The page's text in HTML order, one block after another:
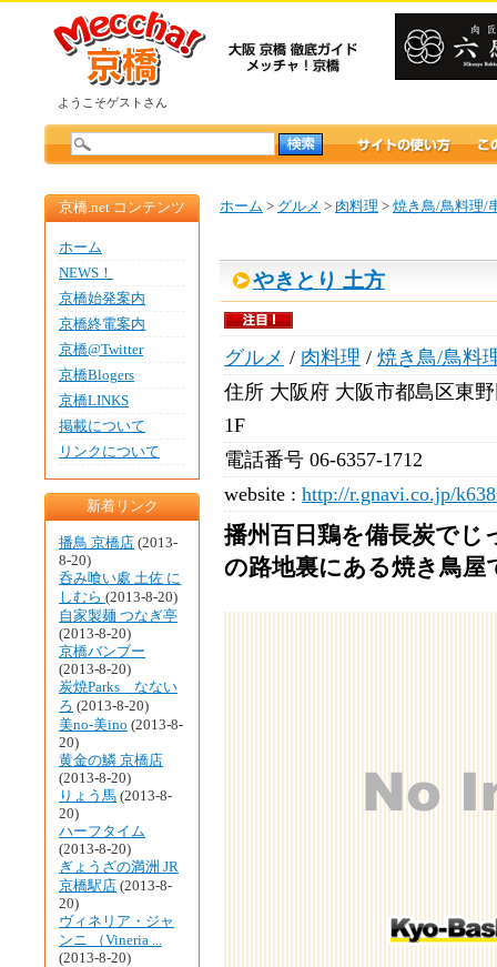
ようこそゲストさん
京橋.net コンテンツ
ホーム
NEWS！
京橋始発案内
京橋終電案内
京橋@Twitter
京橋Blogers
京橋LINKS
掲載について
リンクについて
新着リンク
播鳥 京橋店 (2013-
8-20)
呑み喰い處 土佐 に
しむら (2013-8-20)
自家製麺 つなぎ亭
(2013-8-20)
京橋バンブー
(2013-8-20)
炭焼Parks なない
ろ (2013-8-20)
美no-美ino (2013-8-
20)
黄金の鱗 京橋店
(2013-8-20)
りょう馬 (2013-8-
20)
ハーフタイム
(2013-8-20)
ぎょうざの満洲 JR
京橋駅店 (2013-8-
20)
ヴィネリア・ジャ
ンニ （Vineria ...
(2013-8-20)
ホーム > グルメ > 肉料理 > 焼き鳥/鳥料理/
やきとり 土方
グルメ / 肉料理 / 焼き鳥/鳥料
住所 大阪府 大阪市都島区東
1F
電話番号 06-6357-1712
website : http://r.gnavi.co.jp/
播州百日鶏を備長炭でじ
の路地裏にある焼き鳥屋